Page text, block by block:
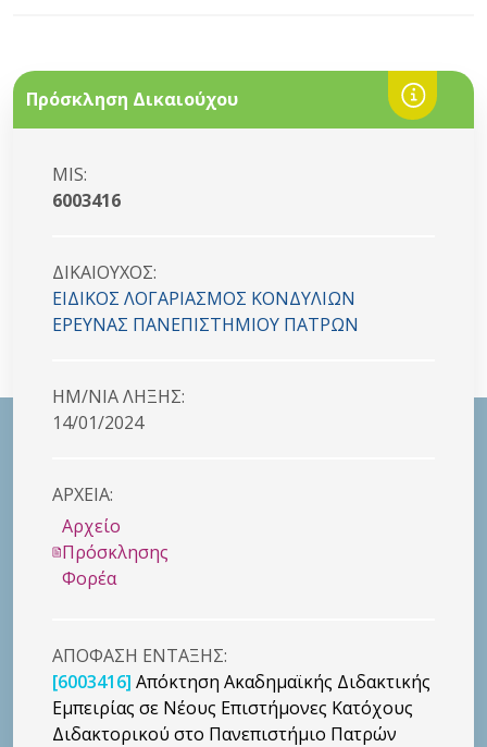
Πρόσκληση Δικαιούχου
MIS:
6003416
ΔΙΚΑΙΟYΧΟΣ:
ΕΙΔΙΚΟΣ ΛΟΓΑΡΙΑΣΜΟΣ ΚΟΝΔΥΛΙΩΝ
ΕΡΕΥΝΑΣ ΠΑΝΕΠΙΣΤΗΜΙΟΥ ΠΑΤΡΩΝ
HM/NIA ΛΗΞΗΣ:
14/01/2024
ΑΡΧΕΙΑ:
Αρχείο
Πρόσκλησης
Φορέα
ΑΠΟΦΑΣΗ ΕΝΤΑΞΗΣ:
[6003416] Απόκτηση Ακαδημαϊκής Διδακτικής
Εμπειρίας σε Νέους Επιστήμονες Κατόχους
Διδακτορικού στο Πανεπιστήμιο Πατρών